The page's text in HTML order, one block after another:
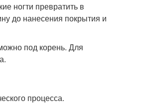
ногти превратить в
до нанесения покрытия и
под корень. Для
процесса.